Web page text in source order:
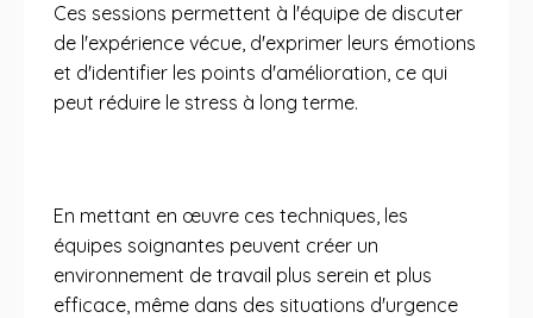
Ces sessions permettent à l'équipe de discuter
de l'expérience vécue, d'exprimer leurs émotions
et d'identifier les points d'amélioration, ce qui
peut réduire le stress à long terme.
En mettant en œuvre ces techniques, les
équipes soignantes peuvent créer un
environnement de travail plus serein et plus
efficace, même dans des situations d'urgence